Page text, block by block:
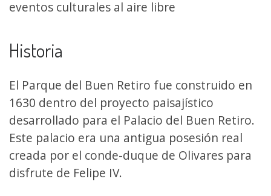
eventos culturales al aire libre
Historia
El Parque del Buen Retiro fue construido en
1630 dentro del proyecto paisajístico
desarrollado para el Palacio del Buen Retiro.
Este palacio era una antigua posesión real
creada por el conde-duque de Olivares para
disfrute de Felipe IV.